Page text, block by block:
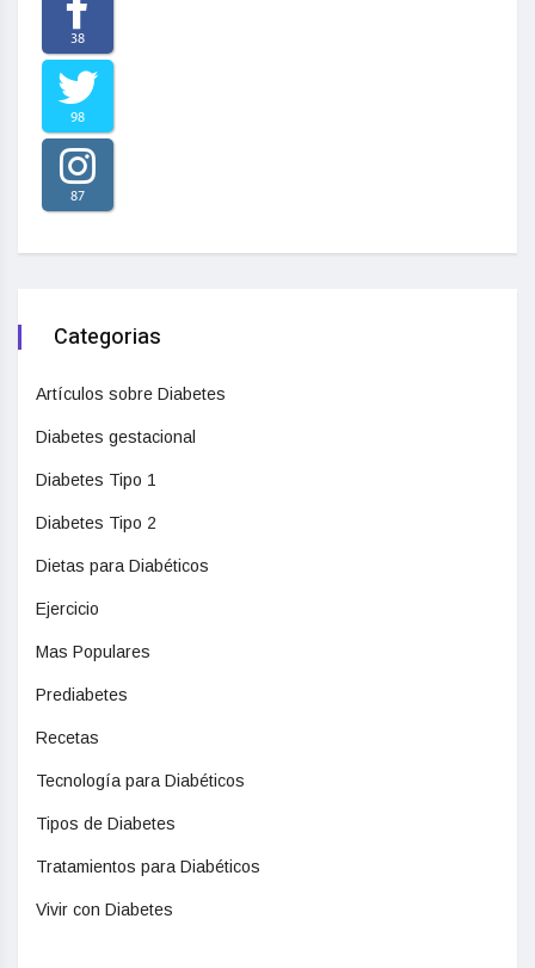
38
98
87
Categorias
Artículos sobre Diabetes
Diabetes gestacional
Diabetes Tipo 1
Diabetes Tipo 2
Dietas para Diabéticos
Ejercicio
Mas Populares
Prediabetes
Recetas
Tecnología para Diabéticos
Tipos de Diabetes
Tratamientos para Diabéticos
Vivir con Diabetes